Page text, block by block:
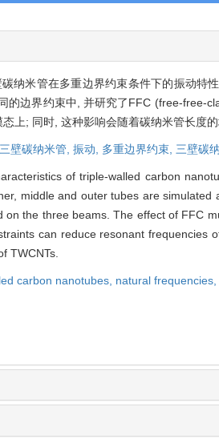
纳米管在多重边界约束条件下的振动特
的边界约束中, 并研究了FFC (free-free-
上; 同时, 这种影响会随着碳纳米管长度
三壁碳纳米管, 振动, 多重边界约束, 三壁碳
of triple-walled carbon
middle and outer tubes are
on the three beams. The effect of FFC
can reduce resonant frequencies
TWCNTs.
carbon nanotubes, natural frequencies,